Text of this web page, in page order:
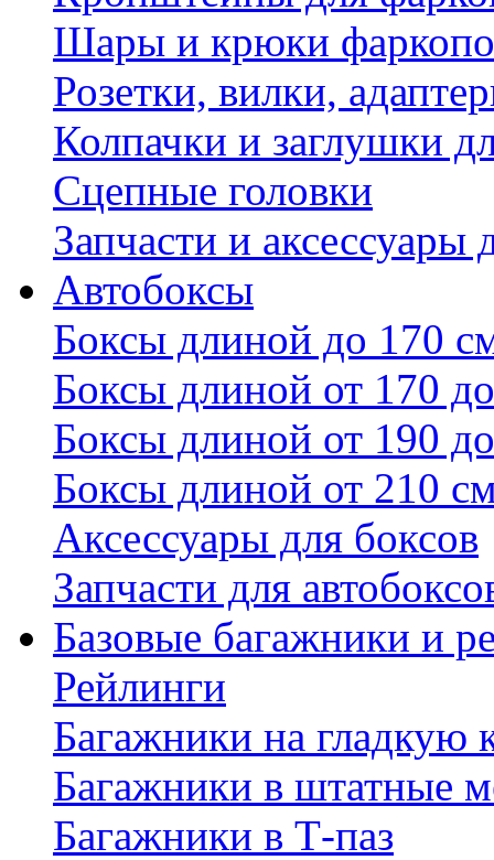
Шары и крюки
Розетки, вилки,
Колпачки и заглушки
Сцепные головки
Запчасти и аксессуары
Автобоксы
Боксы длиной до 170
Боксы длиной от 170
Боксы длиной от 190
Боксы длиной от 210
Аксессуары для боксов
Запчасти для
Базовые багажники и
Рейлинги
Багажники на гладкую
Багажники в штатные
Багажники в Т-паз